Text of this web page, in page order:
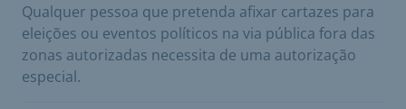
Qualquer pessoa que pretenda afixar cartazes para
eleições ou eventos políticos na via pública fora das
zonas autorizadas necessita de uma autorização
especial.